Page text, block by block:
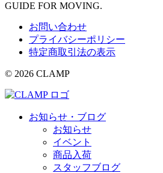
GUIDE FOR MOVING.
お問い合わせ
プライバシーポリシー
特定商取引法の表示
© 2026 CLAMP
お知らせ・ブログ
お知らせ
イベント
商品入荷
スタッフブログ